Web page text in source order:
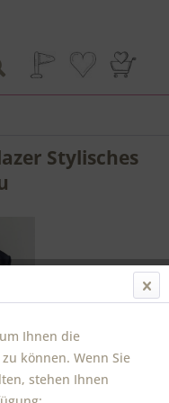
Stylisches
Ihnen die
können. Wenn Sie
stehen Ihnen